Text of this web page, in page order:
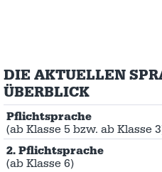
DIE AKTUELLEN
ÜBERBLICK
Pflichtsprache
(ab Klasse 5 bzw. ab Klasse
2. Pflichtsprache
(ab Klasse 6)